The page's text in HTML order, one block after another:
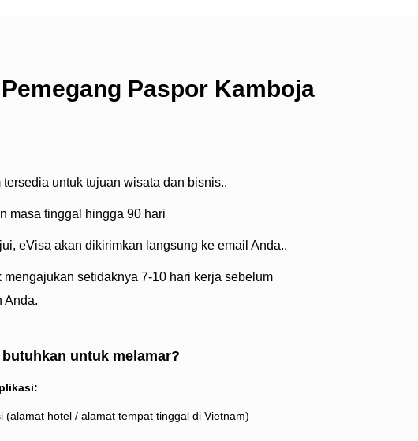
Paspor Kamboja
untuk tujuan wisata dan bisnis..
masa tinggal hingga 90 hari
eVisa akan dikirimkan langsung ke email Anda..
mengajukan setidaknya 7-10 hari kerja sebelum
Anda.
untuk melamar?
(alamat hotel / alamat tempat tinggal di Vietnam)